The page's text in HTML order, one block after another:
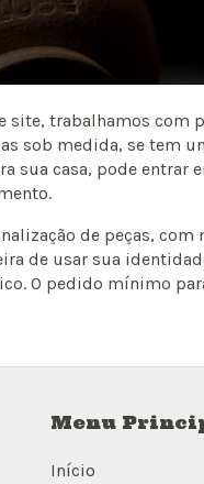
site, trabalhamos com
sob medida, se tem
sua casa, pode entrar
de peças, com
de usar sua
O pedido mínimo
Menu
Início